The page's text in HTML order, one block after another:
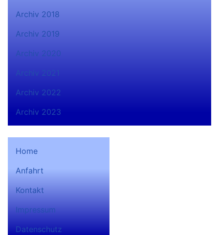
Archiv 2018
Archiv 2019
Archiv 2020
Archiv 2021
Archiv 2022
Archiv 2023
Home
Anfahrt
Kontakt
Impressum
Datenschutz